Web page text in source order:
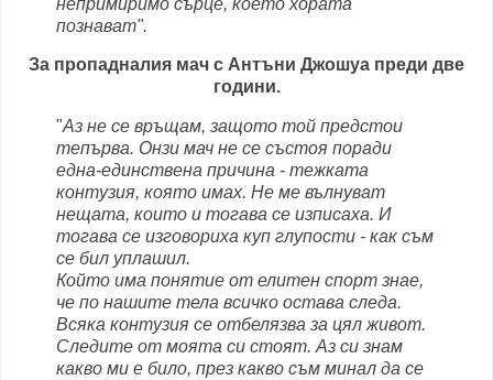
познават".
За пропадналия мач с Антъни Джошуа преди две
години.
"Аз не се връщам, защото той предстои
тепърва. Онзи мач не се състоя поради
една-единствена причина - тежката
контузия, която имах. Не ме вълнуват
нещата, които и тогава се изписаха. И
тогава се изговориха куп глупости - как съм
се бил уплашил.
Който има понятие от елитен спорт знае,
че по нашите тела всичко остава следа.
Всяка контузия се отбелязва за цял живот.
Следите от моята си стоят. Аз си знам
какво ми е било, през какво съм минал да се